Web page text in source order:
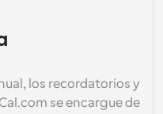
los recordatorios y
se encargue de